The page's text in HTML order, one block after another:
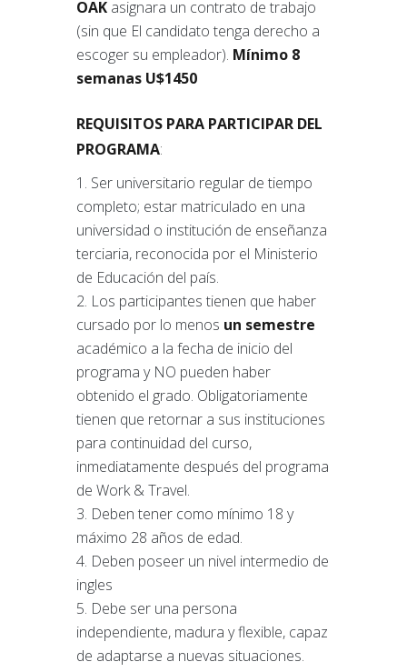
OAK asignara un contrato de trabajo
(sin que El candidato tenga derecho a
escoger su empleador). Mínimo 8
semanas U$1450
REQUISITOS PARA PARTICIPAR DEL
PROGRAMA:
Ser universitario regular de tiempo
completo; estar matriculado en una
universidad o institución de enseñanza
terciaria, reconocida por el Ministerio
de Educación del país.
Los participantes tienen que haber
cursado por lo menos un semestre
académico a la fecha de inicio del
programa y NO pueden haber
obtenido el grado. Obligatoriamente
tienen que retornar a sus instituciones
para continuidad del curso,
inmediatamente después del programa
de Work & Travel.
Deben tener como mínimo 18 y
máximo 28 años de edad.
Deben poseer un nivel intermedio de
ingles
Debe ser una persona
independiente, madura y flexible, capaz
de adaptarse a nuevas situaciones.